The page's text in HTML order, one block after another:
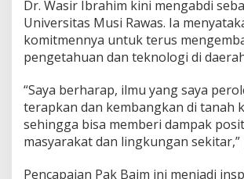
Dr. Wasir Ibrahim kini mengabdi
Universitas Musi Rawas. Ia
komitmennya untuk terus
pengetahuan dan teknologi di
“Saya berharap, ilmu yang saya
terapkan dan kembangkan di tanah
sehingga bisa memberi dampak
masyarakat dan lingkungan sekitar,”
Pencapaian Pak Baim ini menjadi